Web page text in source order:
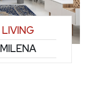
LIVING
MILENA